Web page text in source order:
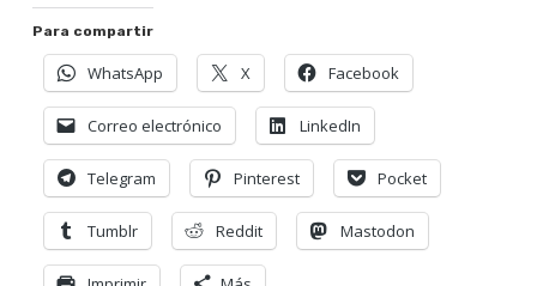
Para compartir
WhatsApp X Facebook
Correo electrónico LinkedIn
Telegram Pinterest Pocket
Tumblr Reddit Mastodon